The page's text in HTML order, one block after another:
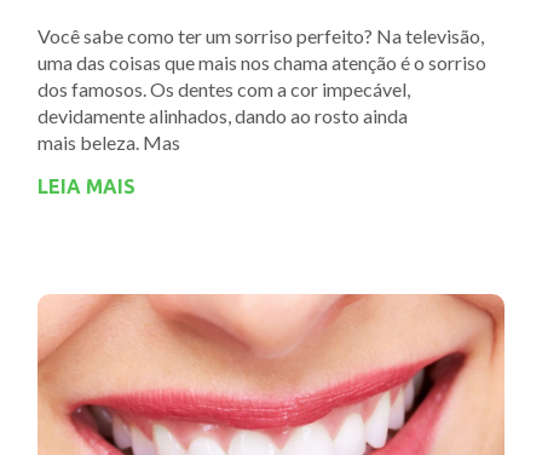
Você sabe como ter um sorriso perfeito? Na televisão,
uma das coisas que mais nos chama atenção é o sorriso
dos famosos. Os dentes com a cor impecável,
devidamente alinhados, dando ao rosto ainda
mais beleza. Mas
LEIA MAIS